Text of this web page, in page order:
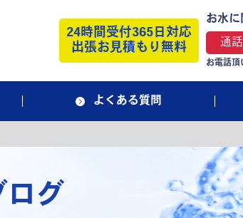
24時間受付365日対応
出張お見積もり無料
お水
通
お電話頂
よくある質問
ログ